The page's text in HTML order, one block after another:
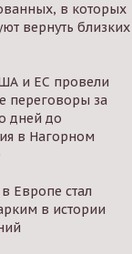
в которых
вернуть близких
и ЕС провели
переговоры за
дней до
в Нагорном
Европе стал
в истории